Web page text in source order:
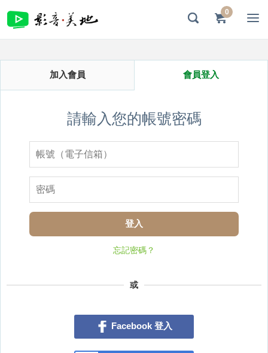
0
加入會員 會員登入
請輸入您的帳號密碼
登入
忘記密碼？
或
Facebook 登入